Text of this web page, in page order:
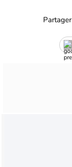
Partager